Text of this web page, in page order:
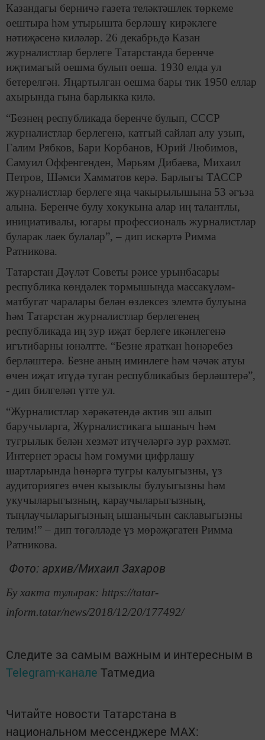
Казандагы берничә газета теләктәшлек төркеме
оештыра һәм утырышта берләшү кирәклеге
нәтиҗәсенә киләләр. 26 декабрьдә Казан
журналистлар берлеге Татарстанда беренче
иҗтимагый оешма булып оеша. 1930 елда ул
бетерелгән. Яңартылган оешма бары тик 1950 еллар
ахырында гына барлыкка килә.
“Безнең республикада беренче булып, СССР
журналистлар берлегенә, катгый сайлап алу узып,
Галим Рябков, Бари Корбанов, Юрий Любимов,
Самуил Оффенгенден, Мәрьям Дибаева, Михаил
Петров, Шәмси Хамматов керә. Барлыгы ТАССР
журналистлар берлеге яңа чакырылышына 53 әгъза
алына. Беренче булу хокукына алар иң талантлы,
инициативалы, югары профессиональ журналистлар
буларак лаек булалар”, – дип искәртә Римма
Ратникова.
Татарстан Дәүләт Советы рәисе урынбасары
республика көндәлек тормышында массакүләм-
матбугат чаралары белән өзлексез элемтә булуына
һәм Татарстан журналистлар берлегенең
республикада иң зур иҗат берлеге икәнлегенә
игътибарны юнәлтте. “Безне яраткан һөнәребез
берләштерә. Безне аның иминлеге һәм чәчәк атуы
өчен иҗат итүдә туган республикабыз берләштерә”,
- дип билгеләп үтте ул.
“Журналистлар хәрәкәтендә актив эш алып
баручыларга, Журналистикага ышаныч һәм
тугрылык белән хезмәт итүчеләргә зур рәхмәт.
Интернет эрасы һәм гомуми цифрлашу
шартларында һөнәргә тугры калуыгызны, үз
аудиториягез өчен кызыклы булуыгызны һәм
укучыларыгызның, караучыларыгызның,
тыңлаучыларыгызның ышанычын саклавыгызны
телим!” – дип төгәлләде үз мөрәҗәгатен Римма
Ратникова.
Фото: архив/Михаил Захаров
Бу хакта тулырак: https://tatar-
inform.tatar/news/2018/12/20/177492/
Следите за самым важным и интересным в
Telegram-канале Татмедиа
Читайте новости Татарстана в
национальном мессенджере MАХ: